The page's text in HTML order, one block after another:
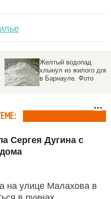
Желтый водопад
хлынул из жилого
в Барнауле. Фото
Сергея Дугина с
на улице Малахова в